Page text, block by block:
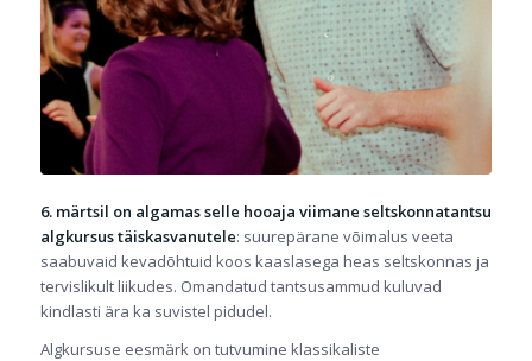
6. märtsil on algamas selle hooaja viimane seltskonnatantsu
algkursus täiskasvanutele: suurepärane võimalus veeta
saabuvaid kevadõhtuid koos kaaslasega heas seltskonnas ja
tervislikult liikudes. Omandatud tantsusammud kuluvad
kindlasti ära ka suvistel pidudel.
Algkursuse eesmärk on tutvumine klassikaliste